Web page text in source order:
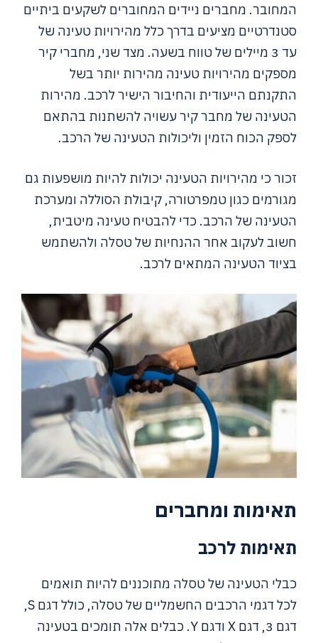
המחובר. מחברים ניידים המחוברים לשקעים ביתיים
סטנדרטיים מציעים בדרך כלל מהירויות טעינה של
עד 3 מיילים של טווח בשעה. מצד שני, מחברי קיר
מספקים מהירויות טעינה מהירות יותר בשל
התקנתם הייעודית והחיבור הישיר לרכב. מהירות
הטעינה של מחבר קיר עשויה להשתנות בהתאם
לספק הכוח הזמין וליכולות הטעינה של הרכב.
זכור כי מהירויות הטעינה יכולות להיות מושפעות גם
מגורמים כגון טמפרטורה, קיבולת הסוללה ומערכת
הטעינה של הרכב. כדי להבטיח טעינה מיטבית,
חשוב לעקוב אחר ההנחיות של טסלה ולהשתמש
בציוד הטעינה המתאים לרכב.
תאימות ומחברים
תאימות לרכב
כבלי הטעינה של טסלה מתוכננים להיות תואמים
לכל דגמי הרכבים החשמליים של טסלה, כולל דגם S,
דגם 3, דגם X ודגם Y. כבלים אלה תומכים בטעינה